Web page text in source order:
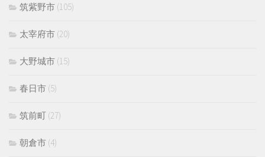
筑紫野市 (105)
太宰府市 (20)
大野城市 (15)
春日市 (5)
筑前町 (27)
朝倉市 (4)